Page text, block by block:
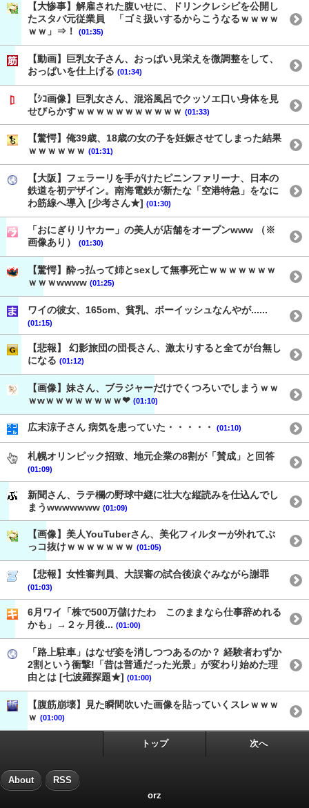
【大惨事】解雇された腹いせに、ドリンクレシピを公開し
たスタバ元従業員 「ゴミ扱いするからこうなるｗｗｗｗ
ｗｗ」⇒！
(01:35)
【動画】巨乳女子さん、おっぱい見栄えを微調整をして、
おっぱいを仕上げる (01:34)
【ｼｺ画像】巨乳女さん、混浴風呂でクッソエ口い身体を見
せびらかすｗｗｗｗｗｗｗｗｗｗｗ (01:33)
【驚愕】俺39歳、18歳の女の子を妊娠させてしまった結果
ｗｗｗｗｗｗ (01:31)
【大阪】フェラーリを手がけたピニンファリーナ、日本の
鉄道を初デザイン。南海電鉄が新たな「空港特急」をなに
わ筋線へ導入 [少考さん★] (01:30)
「おにぎりリヤカー」の美人が店舗をオープンwww （※
画像あり）
(01:30)
【驚愕】酔っ払って姉とsexして無事死亡ｗｗｗｗｗｗｗ
ｗｗｗwwww (01:25)
ワイの彼女、165cm、貧乳、ボーイッシュなんやが......
(01:15)
【悲報】 幻影旅団の団長さん、激太りすると全てが台無し
になる (01:12)
【画像】妹さん、ブラジャーだけでくつろいでしまうｗｗ
ｗwｗｗｗｗｗｗｗｗ❤ (01:10)
広末涼子さん 病気を患っていた・・・・・ (01:10)
札幌オリンピック招致、地元企業の8割が「賛成」と回答
(01:09)
新聞さん、ラテ欄の野球中継に壮大な縦読みを仕込んでし
まうwwwwwww (01:09)
【画像】美人YouTuberさん、美化フィルターが外れてぶ
っコ抜けｗｗｗｗｗｗｗ (01:05)
【悲報】女性審判員、大誤審の試合後涙ぐみながら謝罪
(01:03)
6月ワイ「株で500万儲けたわ このままなら仕事辞めれる
かも」→２ヶ月後... (01:00)
「路上駐車」はなぜ姿を消しつつあるのか？ 経験者わずか
2割という衝撃!「昔は普通だった光景」が変わり始めた理
由とは [七波羅探題★] (01:00)
【腹筋崩壊】見た瞬間吹いた画像を貼っていくスレｗｗｗ
ｗ (01:00)
トップ 次へ
About RSS
orz